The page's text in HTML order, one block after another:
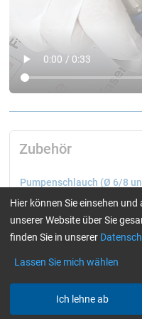
Zubehör
Pumpenschlauch (Ø 6/8
10/12 mm) transparent
Hier können Sie einsehen
unserer Website über Sie
finden Sie in unserer
Lassen Sie mich wählen
Ich lehne ab